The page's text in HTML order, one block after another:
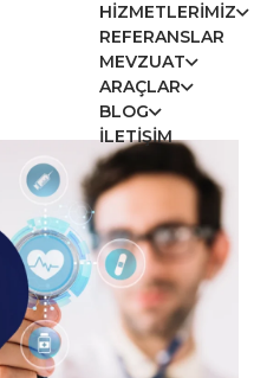
HIZMETLERIMIZ
REFERANSLAR
MEVZUAT
ARAÇLAR
BLOG
İLETIŞIM